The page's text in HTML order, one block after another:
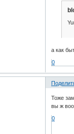
а как
0
Тоже
вы ж
0